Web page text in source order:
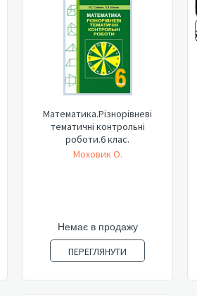
Математика.Різнорівневі
тематичні контрольні
роботи.6 клас.
Моховик О.
Немає в продажу
ПЕРЕГЛЯНУТИ